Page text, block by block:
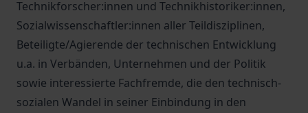
Technikforscher:innen und Technikhistoriker:innen,
Sozialwissenschaftler:innen aller Teildisziplinen,
Beteiligte/Agierende der technischen Entwicklung
u.a. in Verbänden, Unternehmen und der Politik
sowie interessierte Fachfremde, die den technisch-
sozialen Wandel in seiner Einbindung in den